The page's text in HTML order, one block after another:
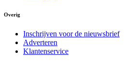
Overig
Inschrijven voor de nieuwsbrief
Adverteren
Klantenservice